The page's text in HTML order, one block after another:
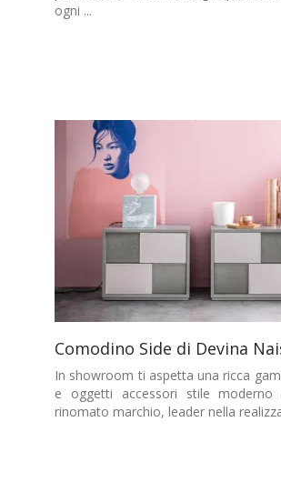
ogni ...
Comodino Side di Devina
In showroom ti aspetta una ricca
e oggetti accessori stile
rinomato marchio, leader nella